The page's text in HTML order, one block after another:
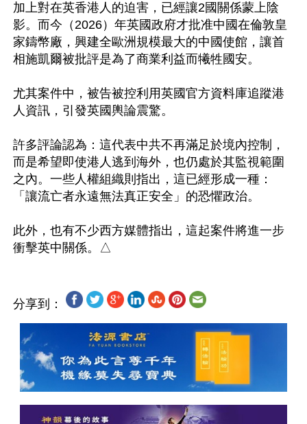
加上對在英香港人的迫害，已經讓2國關係蒙上陰
影。而今（2026）年英國政府才批准中國在倫敦皇
家鑄幣廠，興建全歐洲規模最大的中國使館，讓首
相施凱爾被批評是為了商業利益而犧牲國安。
尤其案件中，被告被控利用英國官方資料庫追蹤港
人資訊，引發英國輿論震驚。
許多評論認為：這代表中共不再滿足於境內控制，
而是希望即使港人逃到海外，也仍處於其監視範圍
之內。一些人權組織則指出，這已經形成一種：
「讓流亡者永遠無法真正安全」的恐懼政治。
此外，也有不少西方媒體指出，這起案件將進一步
分享到：